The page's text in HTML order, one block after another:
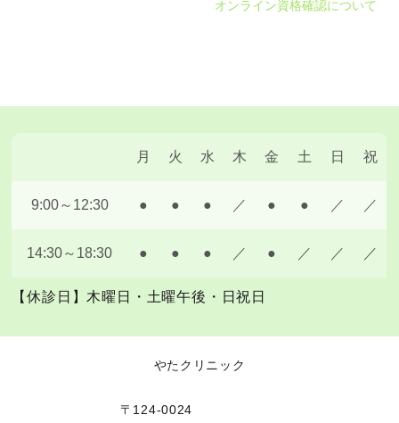
オンライン資格確認について
月 火 水 木 金 土 日 祝
9:00～12:30 ● ● ● ／ ● ● ／ ／
14:30～18:30 ● ● ● ／ ● ／ ／ ／
【休診日】木曜日・土曜午後・日祝日
やたクリニック
〒124-0024